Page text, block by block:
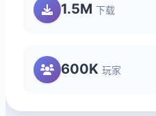
1.5M 下载
600K 玩家